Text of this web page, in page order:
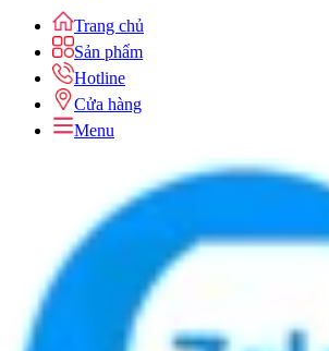
Trang chủ
Sản phẩm
Hotline
Cửa hàng
Menu